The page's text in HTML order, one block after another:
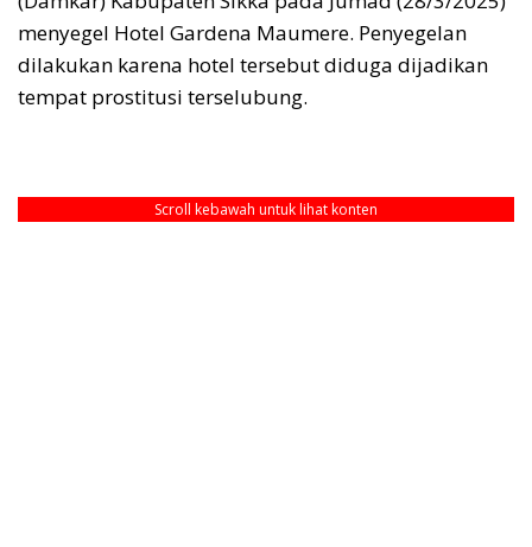
menyegel Hotel Gardena Maumere. Penyegelan
dilakukan karena hotel tersebut diduga dijadikan
tempat prostitusi terselubung.
Scroll kebawah untuk lihat konten